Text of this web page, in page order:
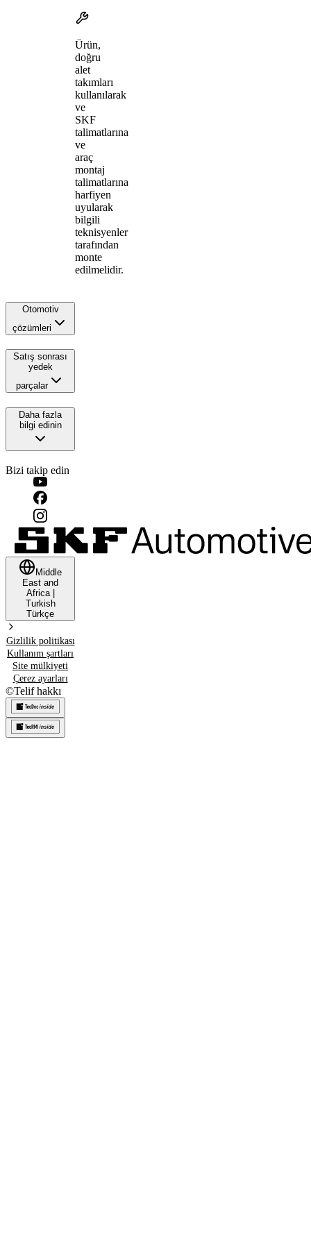
Ürün,
doğru
alet
takımları
kullanılarak
ve
SKF
talimatlarına
ve
araç
montaj
talimatlarına
harfiyen
uyularak
bilgili
teknisyenler
tarafından
monte
edilmelidir.
Otomotiv
çözümleri
Satış sonrası
yedek
parçalar
Daha fazla
bilgi edinin
Bizi takip edin
Middle
East and
Africa|
Turkish
Türkçe
Gizlilik politikası
Kullanım şartları
Site mülkiyeti
Çerez ayarları
©Telif hakkı